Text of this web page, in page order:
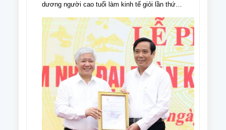
dương người cao tuổi làm kinh tế giỏi lần thứ